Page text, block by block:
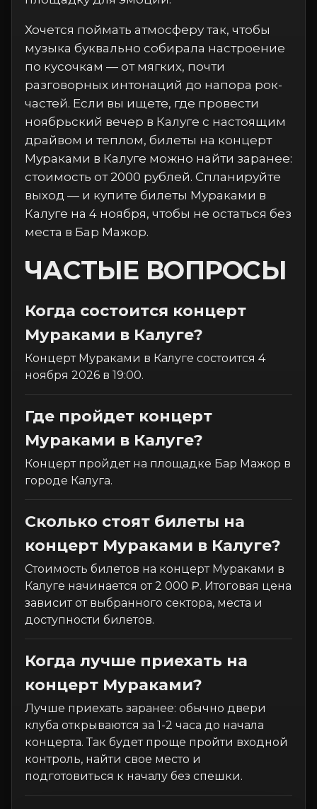
Хочется поймать атмосферу так, чтобы
музыка буквально собирала настроение
по кусочкам — от мягких, почти
разговорных интонаций до напора рок-
частей. Если вы ищете, где провести
ноябрьский вечер в Калуге с настоящим
драйвом и теплом, билеты на концерт
Мураками в Калуге можно найти заранее:
стоимость от 2000 рублей. Спланируйте
выход — и купите билеты Мураками в
Калуге на 4 ноября, чтобы не остаться без
места в Бар Мажор.
ЧАСТЫЕ ВОПРОСЫ
Когда состоится концерт
Мураками в Калуге?
Концерт Мураками в Калуге состоится 4
ноября 2026 в 19:00.
Где пройдет концерт
Мураками в Калуге?
Концерт пройдет на площадке Бар Мажор в
городе Калуга.
Сколько стоят билеты на
концерт Мураками в Калуге?
Стоимость билетов на концерт Мураками в
Калуге начинается от 2 000 ₽. Итоговая цена
зависит от выбранного сектора, места и
доступности билетов.
Когда лучше приехать на
концерт Мураками?
Лучше приехать заранее: обычно двери
клуба открываются за 1-2 часа до начала
концерта. Так будет проще пройти входной
контроль, найти свое место и
подготовиться к началу без спешки.